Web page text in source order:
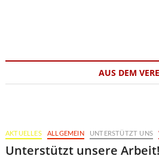
AUS DEM
AKTUELLES ALLGEMEIN UNTERSTÜTZT UNS
Unterstützt unsere Arbeit!